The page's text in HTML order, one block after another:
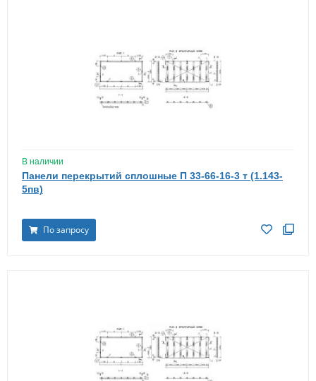
В наличии
Панели перекрытий сплошные П 33-66-16-3 т (1.143-
5пв)
По запросу